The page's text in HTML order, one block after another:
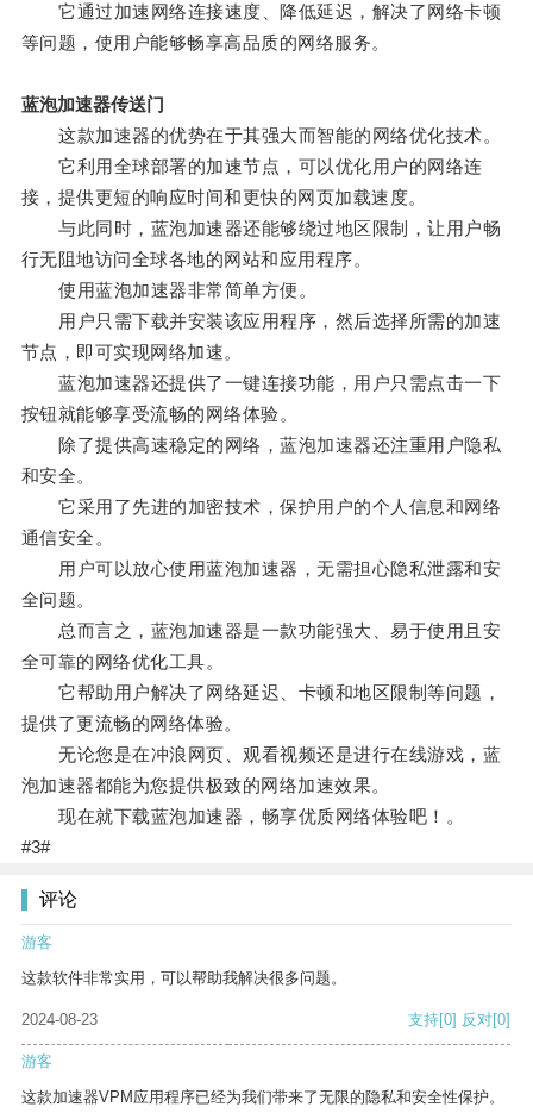
它通过加速网络连接速度、降低延迟，解决了网络卡顿
等问题，使用户能够畅享高品质的网络服务。
蓝泡加速器传送门
这款加速器的优势在于其强大而智能的网络优化技术。
它利用全球部署的加速节点，可以优化用户的网络连
接，提供更短的响应时间和更快的网页加载速度。
与此同时，蓝泡加速器还能够绕过地区限制，让用户畅
行无阻地访问全球各地的网站和应用程序。
使用蓝泡加速器非常简单方便。
用户只需下载并安装该应用程序，然后选择所需的加速
节点，即可实现网络加速。
蓝泡加速器还提供了一键连接功能，用户只需点击一下
按钮就能够享受流畅的网络体验。
除了提供高速稳定的网络，蓝泡加速器还注重用户隐私
和安全。
它采用了先进的加密技术，保护用户的个人信息和网络
通信安全。
用户可以放心使用蓝泡加速器，无需担心隐私泄露和安
全问题。
总而言之，蓝泡加速器是一款功能强大、易于使用且安
全可靠的网络优化工具。
它帮助用户解决了网络延迟、卡顿和地区限制等问题，
提供了更流畅的网络体验。
无论您是在冲浪网页、观看视频还是进行在线游戏，蓝
泡加速器都能为您提供极致的网络加速效果。
现在就下载蓝泡加速器，畅享优质网络体验吧！。
#3#
评论
游客
这款软件非常实用，可以帮助我解决很多问题。
2024-08-23 支持[0] 反对[0]
游客
这款加速器VPM应用程序已经为我们带来了无限的隐私和安全性保护。